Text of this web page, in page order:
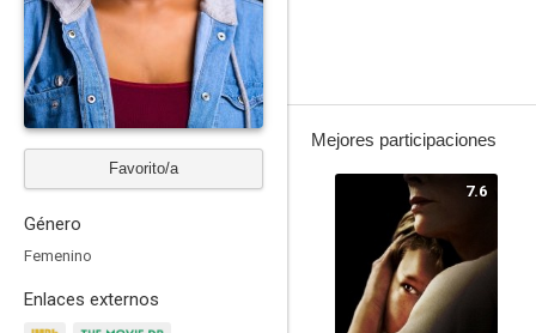
Favorito/a
Género
Femenino
Enlaces externos
Mejores participaciones
7.6